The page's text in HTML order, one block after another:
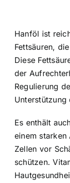
Hanföl ist
Fettsäuren,
Diese
der
Regulierung
Es enthält
einem
Zellen vor
schützen.